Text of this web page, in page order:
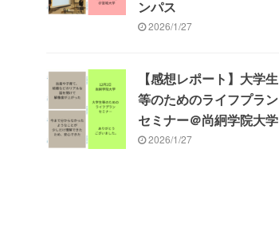
ンパス
2026/1/27
【感想レポート】大学生
等のためのライフプラン
セミナー＠尚絅学院大学
2026/1/27